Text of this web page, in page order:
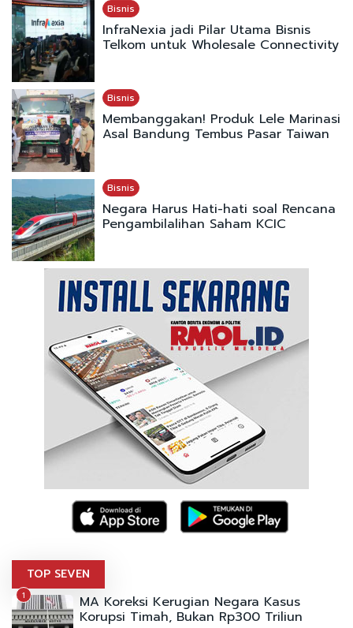
Bisnis
InfraNexia jadi Pilar Utama Bisnis
Telkom untuk Wholesale Connectivity
Bisnis
Membanggakan! Produk Lele Marinasi
Asal Bandung Tembus Pasar Taiwan
Bisnis
Negara Harus Hati-hati soal Rencana
Pengambilalihan Saham KCIC
TOP SEVEN
1 MA Koreksi Kerugian Negara Kasus
Korupsi Timah, Bukan Rp300 Triliun